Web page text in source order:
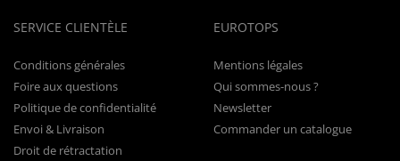
SERVICE CLIENTÈLE
Conditions générales
Foire aux questions
Politique de confidentialité
Envoi & Livraison
Droit de rétractation
EUROTOPS
Mentions légales
Qui sommes-nous ?
Newsletter
Commander un catalogue